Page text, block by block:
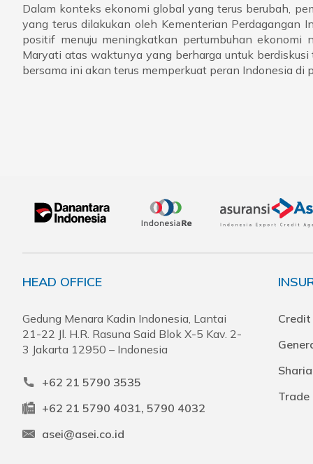
Dalam konteks ekonomi global yang terus berubah,
yang terus dilakukan oleh Kementerian Perdagangan
positif menuju meningkatkan pertumbuhan ekonomi
Maryati atas waktunya yang berharga untuk
bersama ini akan terus memperkuat peran Indonesia di
HEAD OFFICE
Gedung Menara Kadin Indonesia, Lantai
21-22 Jl. H.R. Rasuna Said Blok X-5 Kav. 2-
3 Jakarta 12950 – Indonesia
+62 21 5790 3535
+62 21 5790 4031, 5790 4032
asei@asei.co.id
Credit
Trade